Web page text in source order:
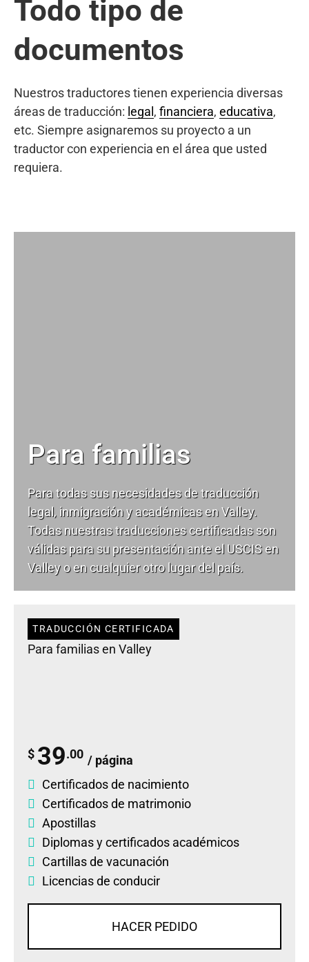
Todo tipo de
documentos
Nuestros traductores tienen experiencia diversas
áreas de traducción: legal , financiera, educativa,
etc. Siempre asignaremos su proyecto a un
traductor con experiencia en el área que usted
requiera.
Para familias
Para todas sus necesidades detraducción
legal, inmigración y académicas en Valley.
Todas nuestras traducciones certificadas son
válidas para su presentación ante el USCIS en
Valley o en cualquier otro lugar del país.
TRADUCCIÓN CERTIFICADA
Para familias en Valley
$ 39.00 / página
Certificados de nacimiento
Certificados de matrimonio
Apostillas
Diplomasycertificados académicos
Cartillas de vacunación
Licencias de conducir
HACER PEDIDO